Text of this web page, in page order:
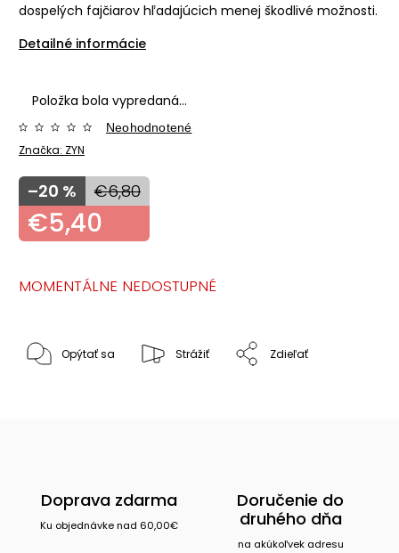
dospelých fajčiarov hľadajúcich menej škodlivé možnosti.
Detailné informácie
Položka bola vypredaná…
Značka: ZYN
Neohodnotené
€6,80
–20 %
€5,40
MOMENTÁLNE NEDOSTUPNÉ
Opýtať sa Strážiť Zdieľať
Doprava zdarma
Ku objednávke nad 60,00€
Doručenie do
druhého dňa
na akúkoľvek adresu